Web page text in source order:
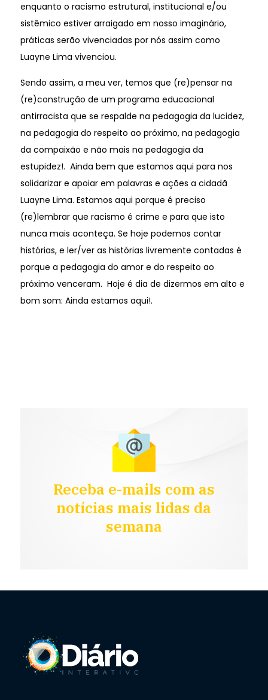
enquanto o racismo estrutural, institucional e/ou
sistêmico estiver arraigado em nosso imaginário,
práticas serão vivenciadas por nós assim como
Luayne Lima vivenciou.
Sendo assim, a meu ver, temos que (re)pensar na
(re)construção de um programa educacional
antirracista que se respalde na pedagogia da lucidez,
na pedagogia do respeito ao próximo, na pedagogia
da compaixão e não mais na pedagogia da
estupidez!. Ainda bem que estamos aqui para nos
solidarizar e apoiar em palavras e ações a cidadã
Luayne Lima. Estamos aqui porque é preciso
(re)lembrar que racismo é crime e para que isto
nunca mais aconteça. Se hoje podemos contar
histórias, e ler/ver as histórias livremente contadas é
porque a pedagogia do amor e do respeito ao
próximo venceram. Hoje é dia de dizermos em alto e
bom som: Ainda estamos aqui!.
Receba e-mails com as
notícias mais lidas da
semana